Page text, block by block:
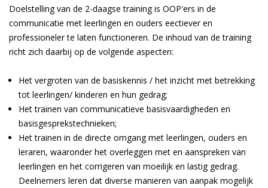
Doelstelling van de 2-daagse training is OOP'ers in de
communicatie met leerlingen en ouders effectiever en
professioneler te laten functioneren. De inhoud van de training
richt zich daarbij op de volgende aspecten:
Het vergroten van de basiskennis / het inzicht met betrekking
tot leerlingen/ kinderen en hun gedrag;
Het trainen van communicatieve basisvaardigheden en
basisgesprekstechnieken;
Het trainen in de directe omgang met leerlingen, ouders en
leraren, waaronder het overleggen met en aanspreken van
leerlingen en het corrigeren van moeilijk en lastig gedrag.
Deelnemers leren dat diverse manieren van aanpak mogelijk